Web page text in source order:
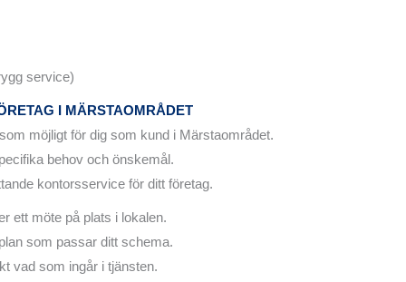
service)
I MÄRSTAOMRÅDET
möjligt för dig som kund i Märstaområdet.
behov och önskemål.
kontorsservice för ditt företag.
ett möte på plats i lokalen.
som passar ditt schema.
vad som ingår i tjänsten.